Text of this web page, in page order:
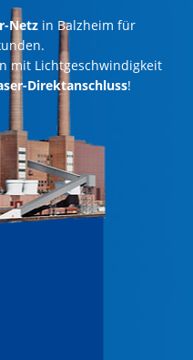
Netzin Balzheim für
mit Lichtgeschwindigkeit
Direktanschluss!